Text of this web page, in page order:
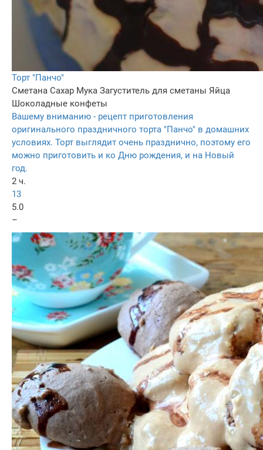
Торт "Панчо"
Сметана Сахар Мука Загуститель для сметаны Яйца
Шоколадные конфеты
Вашему вниманию - рецепт приготовления
оригинального праздничного торта "Панчо" в домашних
условиях. Торт выглядит очень празднично, поэтому его
можно приготовить и ко Дню рождения, и на Новый
год.
2 ч.
13
5.0
–